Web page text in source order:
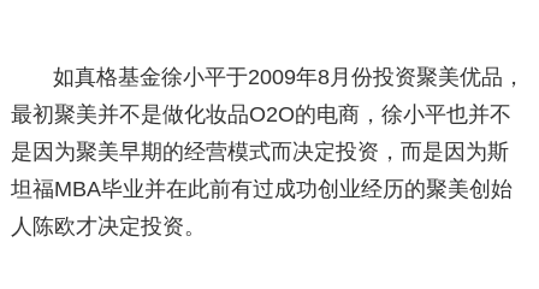
如真格基金徐小平于2009年8月份投资聚美优品，
最初聚美并不是做化妆品O2O的电商，徐小平也并不
是因为聚美早期的经营模式而决定投资，而是因为斯
坦福MBA毕业并在此前有过成功创业经历的聚美创始
人陈欧才决定投资。